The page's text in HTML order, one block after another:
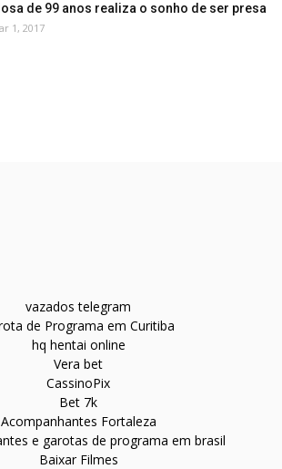
de 99 anos realiza o sonho de ser presa
1, 2017
vazados telegram
de Programa em Curitiba
hq hentai online
Vera bet
CassinoPix
Bet 7k
Acompanhantes Fortaleza
e garotas de programa em brasil
Baixar Filmes